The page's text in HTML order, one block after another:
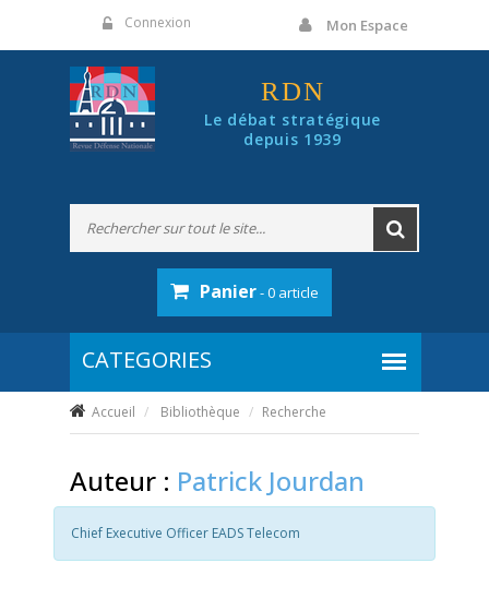
Connexion Mon Espace
RDN
Le débat stratégique
depuis 1939
Panier- 0 article
Accueil Bibliothèque Recherche
Auteur : Patrick Jourdan
Chief Executive Officer EADS Telecom